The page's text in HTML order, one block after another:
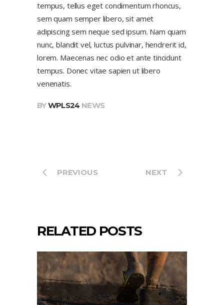
tempus, tellus eget condimentum rhoncus,
sem quam semper libero, sit amet
adipiscing sem neque sed ipsum. Nam quam
nunc, blandit vel, luctus pulvinar, hendrerit id,
lorem. Maecenas nec odio et ante tincidunt
tempus. Donec vitae sapien ut libero
venenatis.
BYWPLS24 NEWS
PREVIOUS NEXT
RELATED POSTS